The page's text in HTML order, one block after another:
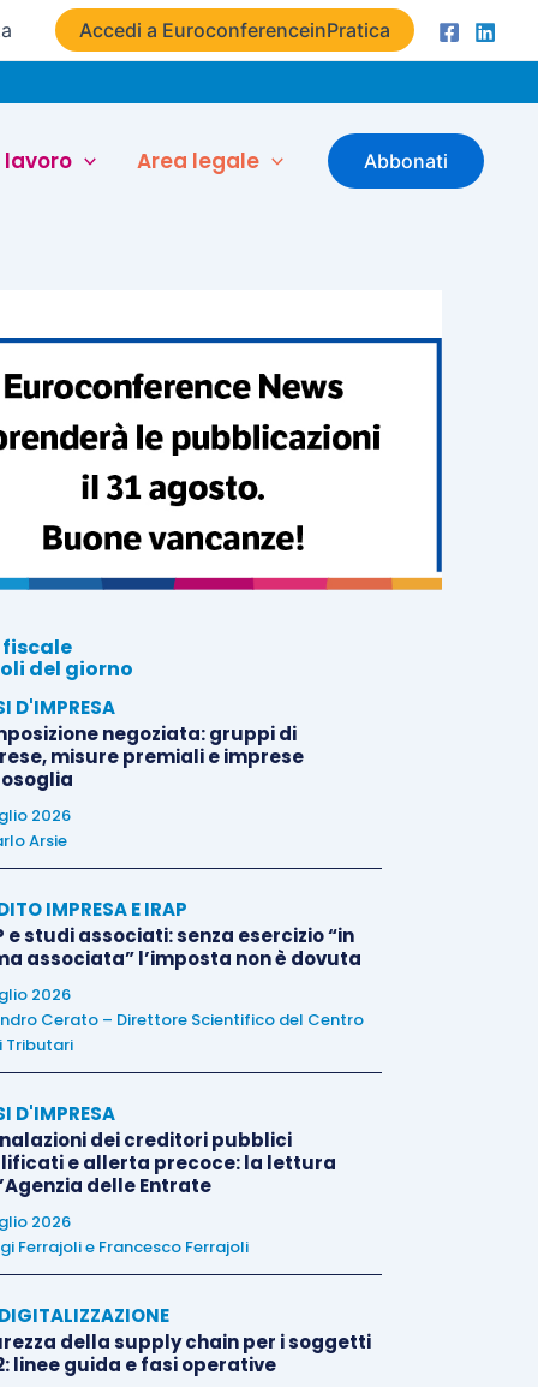
Accedi a EuroconferenceinPratica
lavoro Area legale Abbonati
del giorno
D'IMPRESA
negoziata: gruppi di
misure premiali e imprese
2026
Arsie
IMPRESA E IRAP
e studi associati: senza esercizio “in
associata” l’imposta non è dovuta
2026
Cerato – Direttore Scientifico del Centro
Tributari
D'IMPRESA
dei creditori pubblici
e allerta precoce: la lettura
delle Entrate
2026
Ferrajolie Francesco Ferrajoli
della supply chain per i soggetti
linee guida e fasi operative